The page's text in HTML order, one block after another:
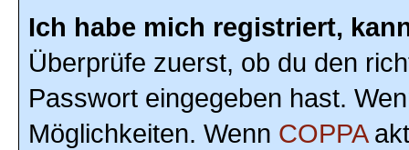
Ich habe mich registriert,
Überprüfe zuerst, ob du den
Passwort eingegeben hast.
Möglichkeiten. Wenn COPPA